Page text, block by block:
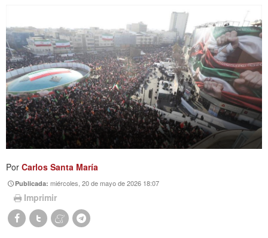
https://www.facebook.com/Nexolatino.Canal
Por Carlos Santa María
Publicada:miércoles, 20 de mayo de 2026 18:07
Imprimir